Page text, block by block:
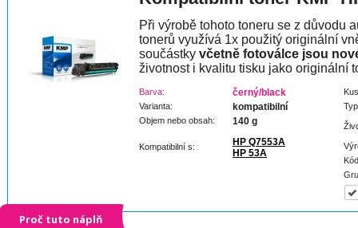
Při výrobě tohoto toneru se z důvodu
tonerů využívá 1x použitý originální
součástky včetně fotoválce jsou
životnost i kvalitu tisku jako originální
Barva: černý/black
Varianta: kompatibilní
Objem nebo obsah: 140 g
Kompatibilní s:
HP Q7553A
HP 53A
Proč tuto náplň